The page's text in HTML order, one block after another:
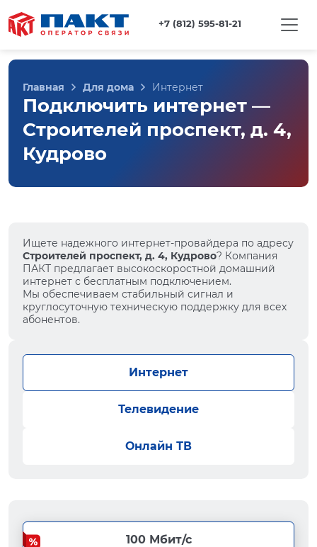
+7 (812) 595-81-21
Главная Для дома Интернет
Подключить интернет —
Строителей проспект, д. 4,
Кудрово
Ищете надежного интернет-провайдера по адресу
Строителей проспект, д. 4, Кудрово? Компания
ПАКТ предлагает высокоскоростной домашний
интернет с бесплатным подключением.
Мы обеспечиваем стабильный сигнал и
круглосуточную техническую поддержку для всех
абонентов.
Интернет
Телевидение
Онлайн ТВ
100 Мбит/с